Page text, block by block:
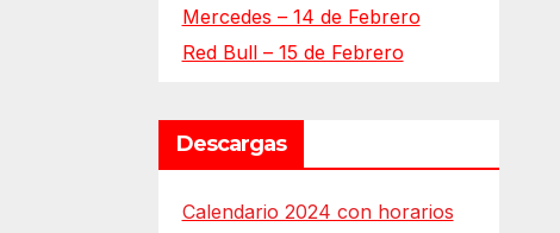
Mercedes – 14 de Febrero
Red Bull – 15 de Febrero
Descargas
Calendario 2024 con horarios